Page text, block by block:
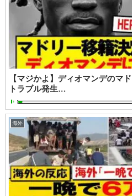
【マジかよ】ディオマンデのマ
トラブル発生…
海外